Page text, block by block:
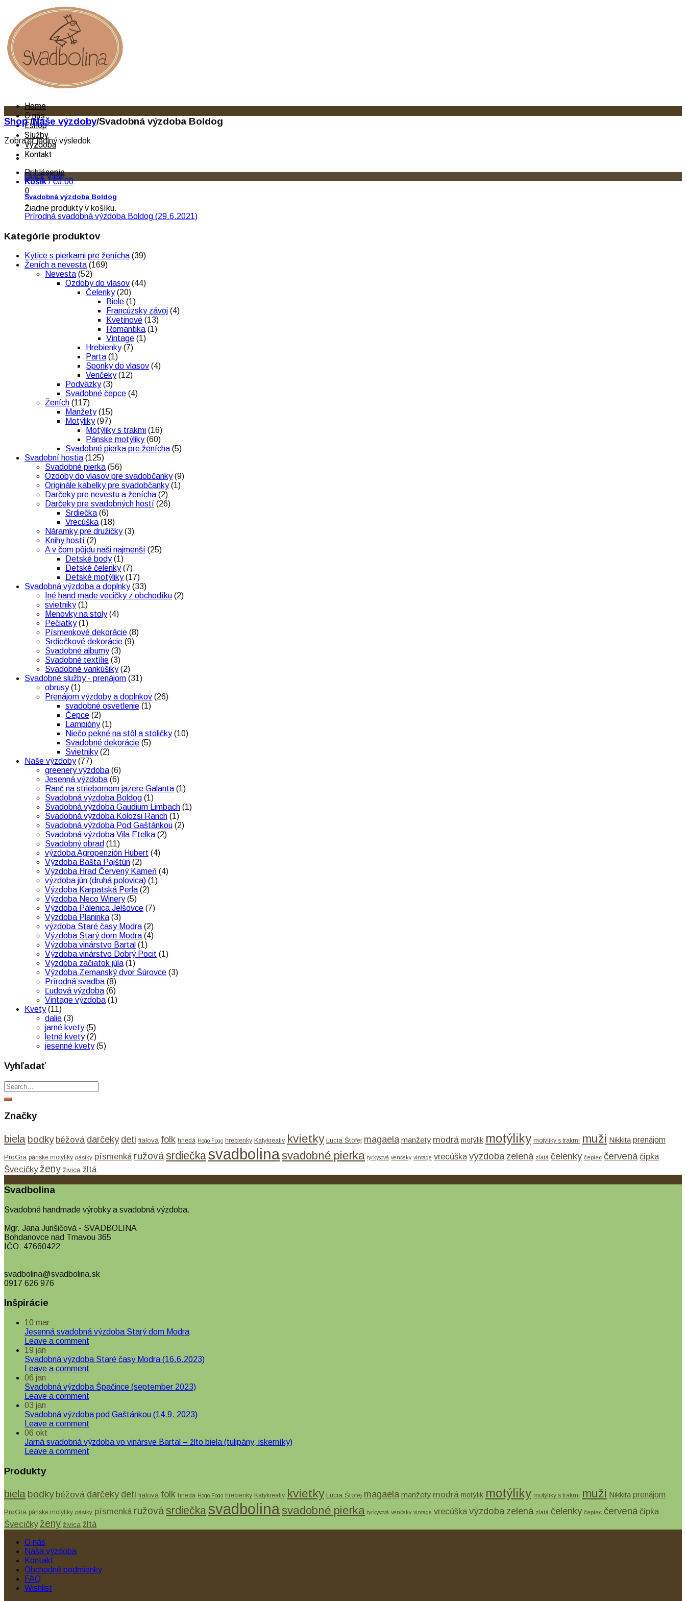
Home
O nás
Eshop
Služby
Výzdoba
Kontakt
Prihlásenie
Košík /€0.00
0
Žiadne produkty v košíku.
Shop /Naše výzdoby/Svadobná výzdoba Boldog
Zobraziť jediný výsledok
Quick View
Svadobná výzdoba Boldog
Prírodná svadobná výzdoba Boldog (29.6.2021)
Kategórie produktov
Kytice s pierkami pre ženícha (39)
Ženích a nevesta (169)
Nevesta (52)
Ozdoby do vlasov (44)
Čelenky (20)
Biele (1)
Francúzsky závoj (4)
Kvetinové (13)
Romantika (1)
Vintage (1)
Hrebienky (7)
Parta (1)
Sponky do vlasov (4)
Venčeky (12)
Podväzky (3)
Svadobné čepce (4)
Ženích (117)
Manžety (15)
Motýliky (97)
Motýliky s trakmi (16)
Pánske motýliky (60)
Svadobné pierka pre ženícha (5)
Svadobní hostia (125)
Svadobné pierka (56)
Ozdoby do vlasov pre svadobčanky (9)
Originále kabelky pre svadobčanky (1)
Darčeky pre nevestu a ženícha (2)
Darčeky pre svadobných hostí (26)
Srdiečka (6)
Vrecúška (18)
Náramky pre družičky (3)
Knihy hostí (2)
A v čom pôjdu naši najmenší (25)
Detské body (1)
Detské čelenky (7)
Detské motýliky (17)
Svadobná výzdoba a doplnky (33)
Iné hand made vecičky z obchodíku (2)
svietniky (1)
Menovky na stoly (4)
Pečiatky (1)
Písmenkové dekorácie (8)
Srdiečkové dekorácie (9)
Svadobné albumy (3)
Svadobné textílie (3)
Svadobné vankúšiky (2)
Svadobné služby - prenájom (31)
obrusy (1)
Prenájom výzdoby a doplnkov (26)
svadobné osvetlenie (1)
Čepce (2)
Lampióny (1)
Niečo pekné na stôl a stoličky (10)
Svadobné dekorácie (5)
Svietniky (2)
Naše výzdoby (77)
greenery výzdoba (6)
Jesenná výzdoba (6)
Ranč na striebornom jazere Galanta (1)
Svadobná výzdoba Boldog (1)
Svadobná výzdoba Gaudium Limbach (1)
Svadobná výzdoba Kolozsi Ranch (1)
Svadobná výzdoba Pod Gaštánkou (2)
Svadobná výzdoba Vila Etelka (2)
Svadobný obrad (11)
výzdoba Agropenzión Hubert (4)
Výzdoba Bašta Pajštún (2)
Výzdoba Hrad Červený Kameň (4)
výzdoba jún (druhá polovica) (1)
Výzdoba Karpatská Perla (2)
Výzdoba Neco Winery (5)
Výzdoba Pálenica Jelšovce (7)
Výzdoba Planinka (3)
výzdoba Staré časy Modra (2)
Výzdoba Starý dom Modra (4)
Výzdoba vinárstvo Bartal (1)
Výzdoba vinárstvo Dobrý Pocit (1)
Výzdoba začiatok júla (1)
Výzdoba Zemanský dvor Šúrovce (3)
Prírodná svadba (8)
Ľudová výzdoba (6)
Vintage výzdoba (1)
Kvety (11)
dalie (3)
jarné kvety (5)
letné kvety (2)
jesenné kvety (5)
Vyhľadať
Značky
biela bodky béžová darčeky deti fialová folk hnedá Hogo Fogo hrebienky Katykreativ kvietky Lucia Štofej magaela manžety modrá motýlik motýliky motýliky s trakmi muži Nikkita prenájom
ProGra pánske motýliky pásiky písmenká ružovásrdiečkasvadbolinasvadobné pierka tyrkysová venčeky vintage vrecúška výzdoba zelená zlatá čelenky čepiec červená čipka
Švecičky ženy živica žltá
Svadbolina
Svadobné handmade výrobky a svadobná výzdoba.
Mgr. Jana Jurišičová - SVADBOLINA
Bohdanovce nad Trnavou 365
IČO: 47660422
svadbolina@svadbolina.sk
0917 626 976
Inšpirácie
10 mar
Jesenná svadobná výzdoba Starý dom Modra
Leave a comment
19 jan
Svadobná výzdoba Staré časy Modra (16.6.2023)
Leave a comment
06 jan
Svadobná výzdoba Špačince (september 2023)
Leave a comment
03 jan
Svadobná výzdoba pod Gaštánkou (14.9. 2023)
Leave a comment
06 okt
Jarná svadobná výzdoba vo vinársve Bartal – žlto biela (tulipány, iskerníky)
Leave a comment
Produkty
biela bodky béžová darčeky deti fialová folk hnedá Hogo Fogo hrebienky Katykreativ kvietky Lucia Štofej magaela manžety modrá motýlik motýliky motýliky s trakmi muži Nikkita prenájom
ProGra pánske motýliky pásiky písmenká ružovásrdiečkasvadbolinasvadobné pierka tyrkysová venčeky vintage vrecúška výzdoba zelená zlatá čelenky čepiec červená čipka
Švecičky ženy živica žltá
O nás
Naša výzdoba
Kontakt
Obchodné podmienky
FAQ
Wishlist